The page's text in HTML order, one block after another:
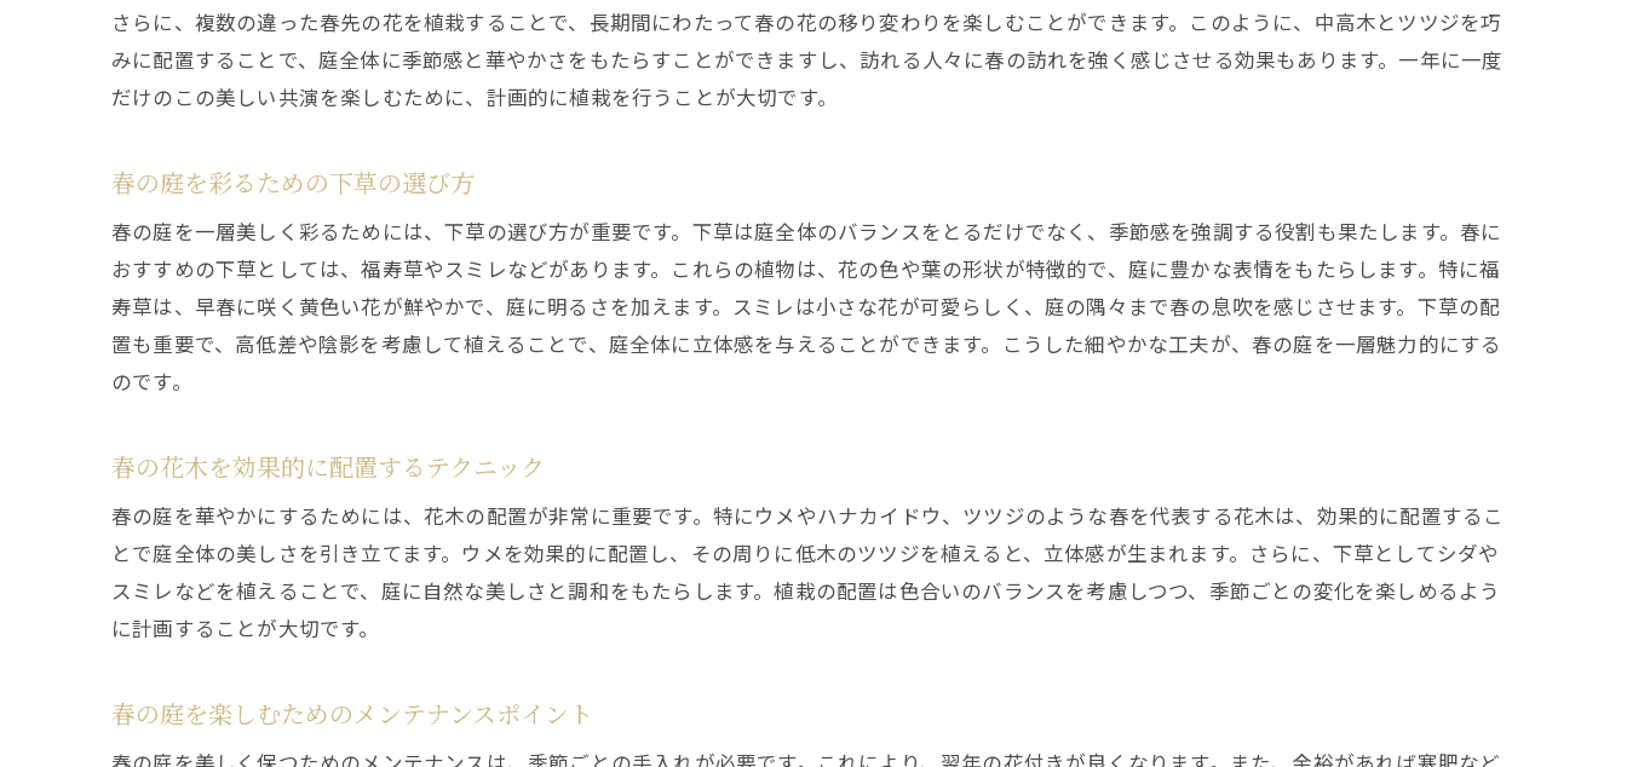
さらに、複数の違った春先の花を植栽することで、長期間にわたって春の花の移り変わりを楽しむことができます。このように、中高木とツツジを巧
みに配置することで、庭全体に季節感と華やかさをもたらすことができますし、訪れる人々に春の訪れを強く感じさせる効果もあります。一年に一度
だけのこの美しい共演を楽しむために、計画的に植栽を行うことが大切です。
春の庭を彩るための下草の選び方
春の庭を一層美しく彩るためには、下草の選び方が重要です。下草は庭全体のバランスをとるだけでなく、季節感を強調する役割も果たします。春に
おすすめの下草としては、福寿草やスミレなどがあります。これらの植物は、花の色や葉の形状が特徴的で、庭に豊かな表情をもたらします。特に福
寿草は、早春に咲く黄色い花が鮮やかで、庭に明るさを加えます。スミレは小さな花が可愛らしく、庭の隅々まで春の息吹を感じさせます。下草の配
置も重要で、高低差や陰影を考慮して植えることで、庭全体に立体感を与えることができます。こうした細やかな工夫が、春の庭を一層魅力的にする
のです。
春の花木を効果的に配置するテクニック
春の庭を華やかにするためには、花木の配置が非常に重要です。特にウメやハナカイドウ、ツツジのような春を代表する花木は、効果的に配置するこ
とで庭全体の美しさを引き立てます。ウメを効果的に配置し、その周りに低木のツツジを植えると、立体感が生まれます。さらに、下草としてシダや
スミレなどを植えることで、庭に自然な美しさと調和をもたらします。植栽の配置は色合いのバランスを考慮しつつ、季節ごとの変化を楽しめるよう
に計画することが大切です。
春の庭を楽しむためのメンテナンスポイント